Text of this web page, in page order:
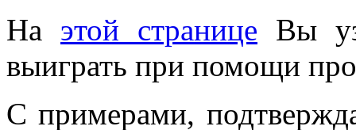
На этой странице Вы
выиграть при помощи
С примерами,